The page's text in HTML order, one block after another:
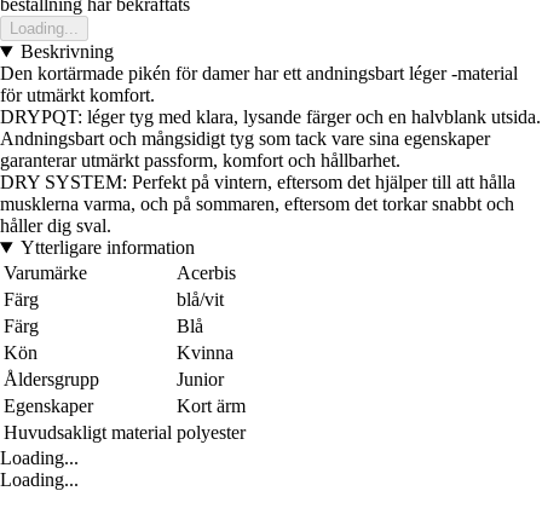
bestallning har bekraftats
Loading...
Beskrivning
Den kortärmade pikén för damer har ett andningsbart léger -material
för utmärkt komfort.
DRYPQT: léger tyg med klara, lysande färger och en halvblank utsida.
Andningsbart och mångsidigt tyg som tack vare sina egenskaper
garanterar utmärkt passform, komfort och hållbarhet.
DRY SYSTEM: Perfekt på vintern, eftersom det hjälper till att hålla
musklerna varma, och på sommaren, eftersom det torkar snabbt och
håller dig sval.
Ytterligare information
Varumärke
Acerbis
Färg
blå/vit
Färg
Blå
Kön
Kvinna
Åldersgrupp
Junior
Egenskaper
Kort ärm
Huvudsakligt material polyester
Loading...
Loading...